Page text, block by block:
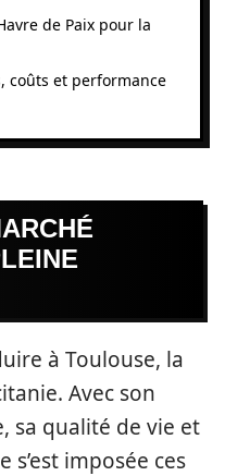
de Paix pour la
coûts et performance
à Toulouse, la
Avec son
sa qualité de vie et
imposée ces